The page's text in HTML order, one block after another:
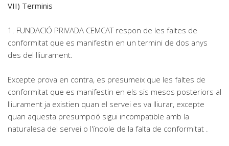
VII) Terminis
1. FUNDACIÓ PRIVADA CEMCAT respon de les faltes de
conformitat que es manifestin en un termini de dos anys
des del lliurament.
Excepte prova en contra, es presumeix que les faltes de
conformitat que es manifestin en els sis mesos posteriors al
lliurament ja existien quan el servei es va lliurar, excepte
quan aquesta presumpció sigui incompatible amb la
naturalesa del servei o l'índole de la falta de conformitat .